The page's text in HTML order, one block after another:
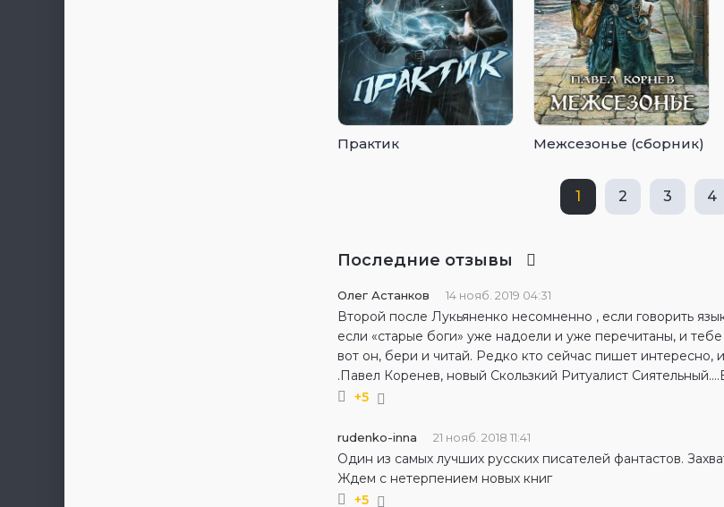
Практик Межсезонье (сборник)
1 2 3 4
Последние отзывы
Олег Астанков 14 нояб. 2019 04:31
Второй после Лукьяненко несомненно , если говорить
если «старые боги» уже надоели и уже перечитаны, и
вот он, бери и читай. Редко кто сейчас пишет интересно,
.Павел Коренев, новый Скользкий Ритуалист
+5
rudenko-inna 21 нояб. 2018 11:41
Один из самых лучших русских писателей фантастов.
Ждем с нетерпением новых книг
+5